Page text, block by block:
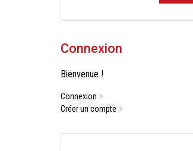
Connexion
Bienvenue !
Connexion
Créer un compte